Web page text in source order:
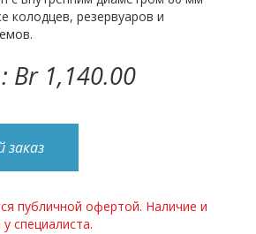
колодцев, резервуаров и
Br 1,140.00
публичной офертой. Наличие и
специалиста.